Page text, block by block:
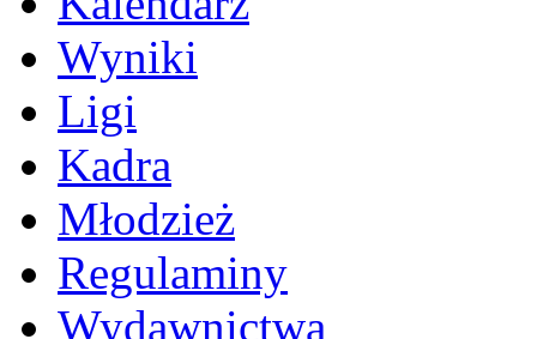
Wyniki
Ligi
Kadra
Młodzież
Regulaminy
Wydawnictwa